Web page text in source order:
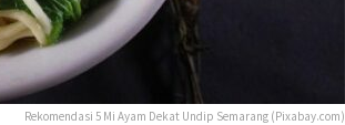
Rekomendasi 5 Mi Ayam Dekat Undip Semarang (Pixabay.com)